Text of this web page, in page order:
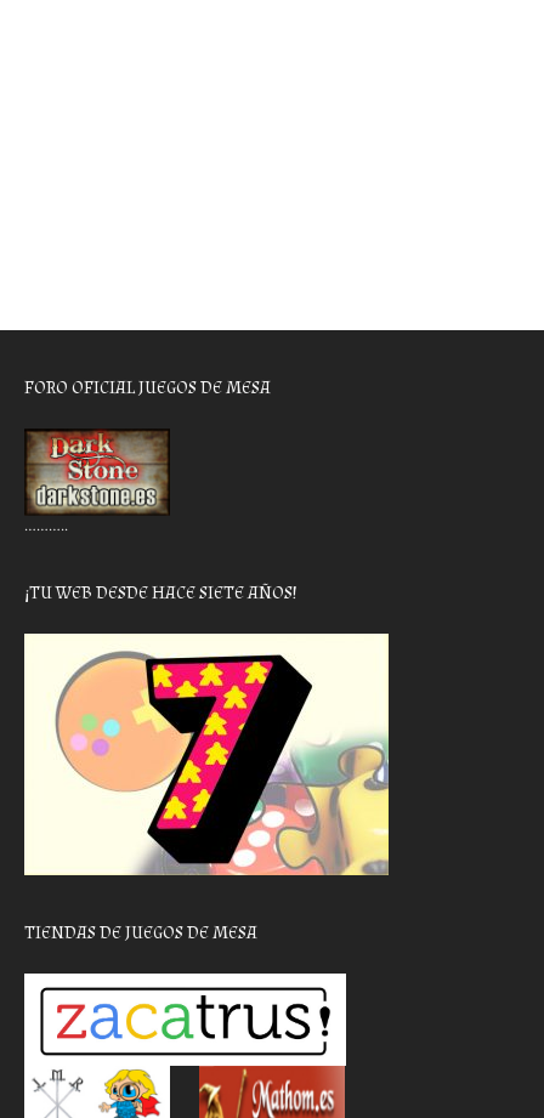
FORO OFICIAL JUEGOS DE MESA
………..
¡TU WEB DESDE HACE SIETE AÑOS!
TIENDAS DE JUEGOS DE MESA